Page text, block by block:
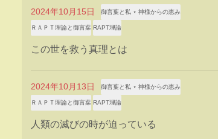
2024年10月15日 御言葉と私 ⋆ 神様からの恵み
ＲＡＰＴ理論と御言葉 RAPT理論
この世を救う真理とは
2024年10月13日 御言葉と私 ⋆ 神様からの恵み
ＲＡＰＴ理論と御言葉 RAPT理論
人類の滅びの時が迫っている